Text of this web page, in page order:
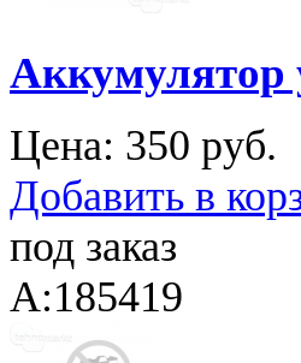
Аккумулятор
Цена: 350 руб.
Добавить в
под заказ
A:185419